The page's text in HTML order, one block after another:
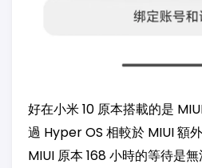
好在小米 10 原本搭載的是
過 Hyper OS 相較於 MIUI 額
MIUI 原本 168 小時的等待是